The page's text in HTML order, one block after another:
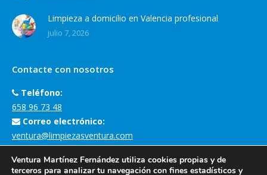
Limpieza a domicilio en Valencia profesional
julio 7, 2026
Contacte con nosotros
Teléfono:
658 96 73 48
Correo electrónico:
ventura@limpiezasventura.com
Dirección de la empresa:
Carrer Margarita Salas, 3, 46930 Quart de Poblet, València
Ventura Martínez Fernández utiliza cookies propias y de
terceros para analizar tu navegación con fines estadísticos y